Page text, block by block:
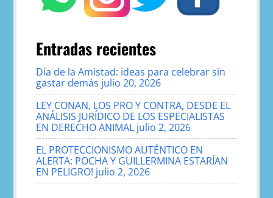
Entradas recientes
Día de la Amistad: ideas para celebrar sin
gastar demás julio 20, 2026
LEY CONAN, LOS PRO Y CONTRA, DESDE EL
ANÁLISIS JURÍDICO DE LOS ESPECIALISTAS
EN DERECHO ANIMAL julio 2, 2026
EL PROTECCIONISMO AUTÉNTICO EN
ALERTA: POCHA Y GUILLERMINA ESTARÍAN
EN PELIGRO! julio 2, 2026